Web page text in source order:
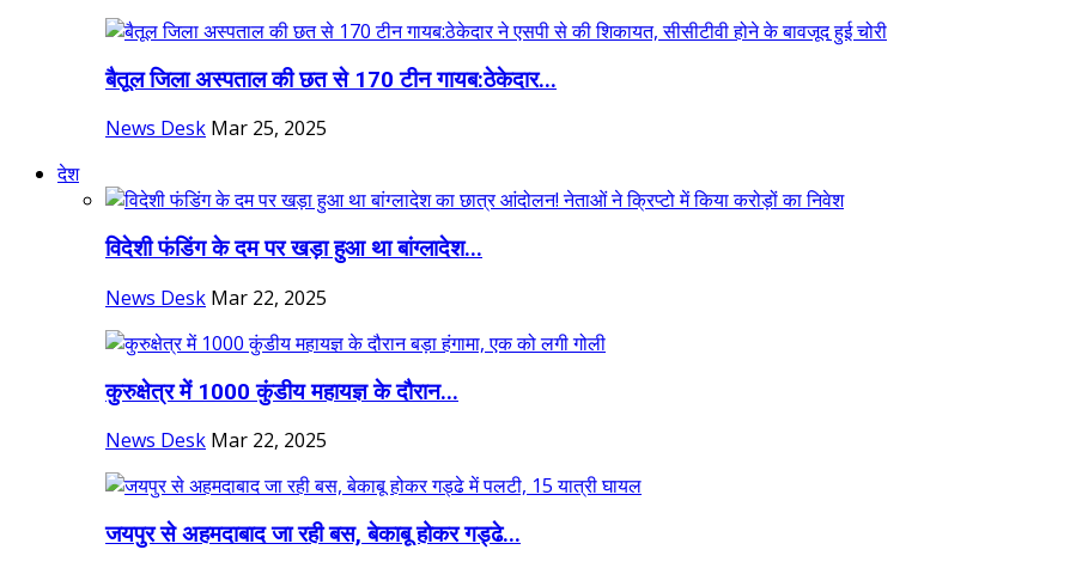
बैतूल जिला अस्पताल की छत से 170 टीन गायब:ठेकेदार...
News Desk Mar 25, 2025
देश
विदेशी फंडिंग के दम पर खड़ा हुआ था बांग्लादेश...
News Desk Mar 22, 2025
कुरुक्षेत्र में 1000 कुंडीय महायज्ञ के दौरान...
News Desk Mar 22, 2025
जयपुर से अहमदाबाद जा रही बस, बेकाबू होकर गड्ढे...